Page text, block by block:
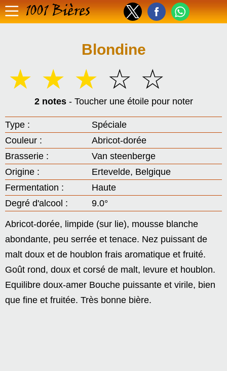
1001 Bières
Blondine
☆
☆
☆
☆
☆
2 notes- Toucher une étoile pour noter
Type :
Spéciale
Couleur :
Abricot-dorée
Brasserie :
Van steenberge
Origine :
Ertevelde, Belgique
Fermentation :
Haute
Degré d'alcool :
9.0°
Abricot-dorée, limpide (sur lie), mousse blanche
abondante, peu serrée et tenace. Nez puissant de
malt doux et de houblon frais aromatique et fruité.
Goût rond, doux et corsé de malt, levure et houblon.
Equilibre doux-amer Bouche puissante et virile, bien
que fine et fruitée. Très bonne bière.